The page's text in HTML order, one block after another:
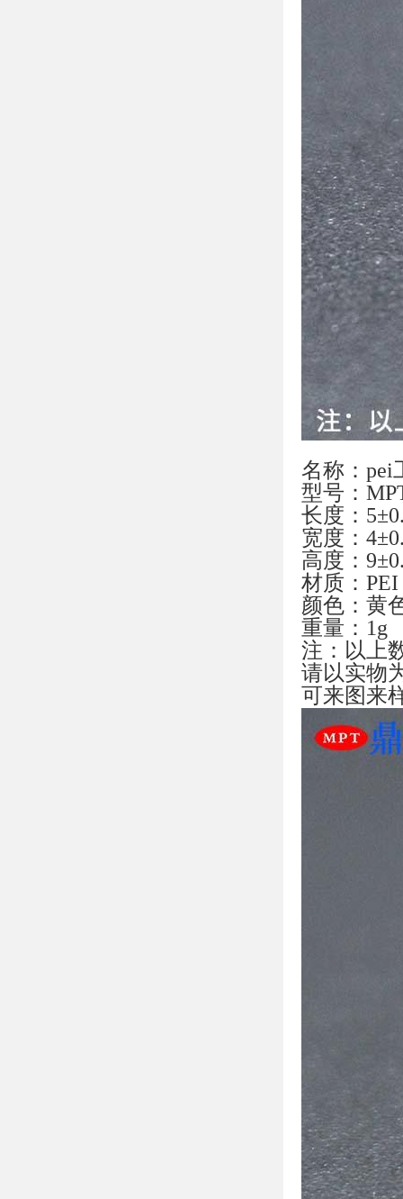
名称：pei
型号：
长度：
宽度：
高度：
材质：PEI
颜色：黄
重量：1g
注：以上
请以实物
可来图来